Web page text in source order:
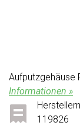
Aufputzgehäuse
Informationen »
119826